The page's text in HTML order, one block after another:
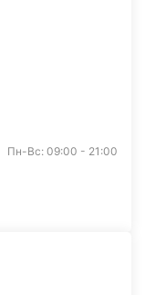
Пн-Вс: 09:00 - 21:00